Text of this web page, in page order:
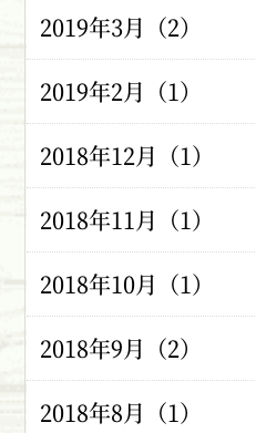
2019年3月（2）
2019年2月（1）
2018年12月（1）
2018年11月（1）
2018年10月（1）
2018年9月（2）
2018年8月（1）